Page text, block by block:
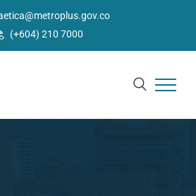
(+604) 210 7000